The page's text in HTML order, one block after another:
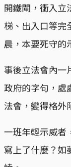
開鐵閘，衝入立
梯、出入口等完
晨，本要死守的
事後立法會內一
政府的字句，處
法會，變得格外
一班年輕示威者
寫上了什麼？如